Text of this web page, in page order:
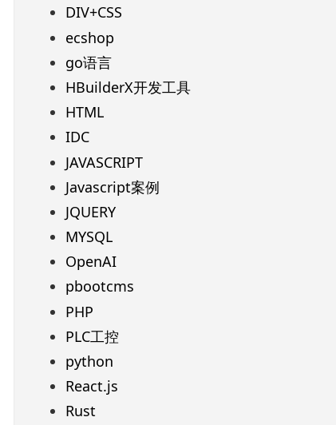
DIV+CSS
ecshop
go语言
HBuilderX开发工具
HTML
IDC
JAVASCRIPT
Javascript案例
JQUERY
MYSQL
OpenAI
pbootcms
PHP
PLC工控
python
React.js
Rust